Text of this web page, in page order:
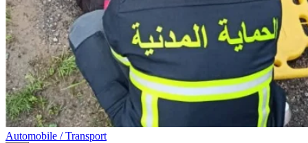
Automobile / Transport